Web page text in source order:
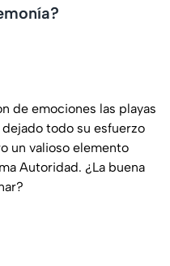
de emociones las playas
dejado todo su esfuerzo
un valioso elemento
Autoridad. ¿La buena